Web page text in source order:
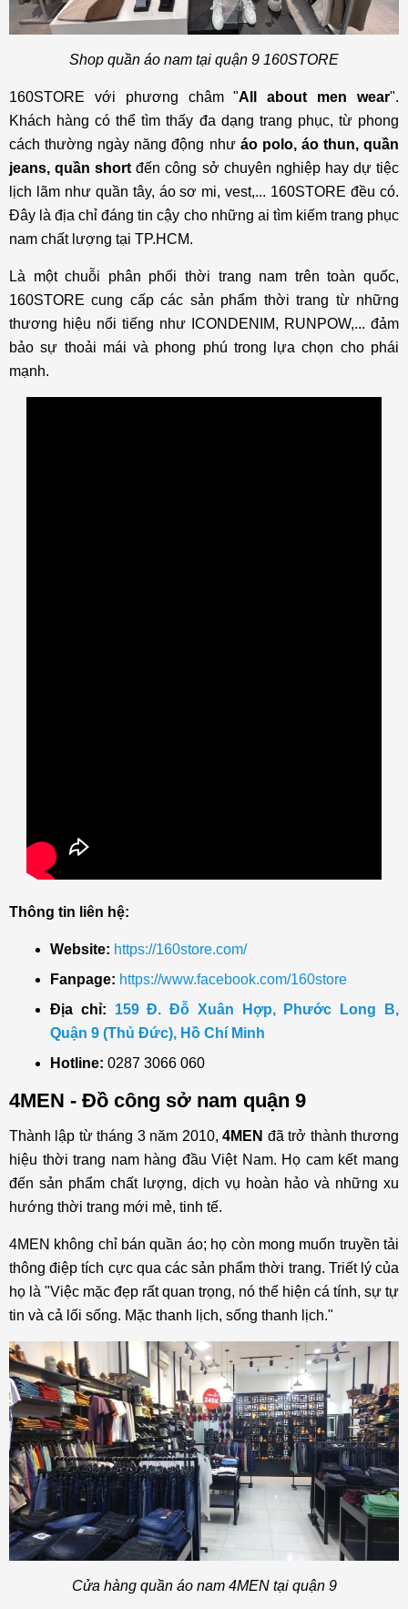
Shop quần áo nam tại quận 9 160STORE
160STORE với phương châm "All about men wear".
Khách hàng có thể tìm thấy đa dạng trang phục, từ phong
cách thường ngày năng động như áo polo, áo thun, quần
jeans, quần shortđến công sở chuyên nghiệp hay dự tiệc
lịch lãm như quần tây, áo sơ mi, vest,... 160STORE đều có.
Đây là địa chỉ đáng tin cậy cho những ai tìm kiếm trang phục
nam chất lượng tại TP.HCM.
Là một chuỗi phân phối thời trang nam trên toàn quốc,
160STORE cung cấp các sản phẩm thời trang từ những
thương hiệu nổi tiếng như ICONDENIM, RUNPOW,... đảm
bảo sự thoải mái và phong phú trong lựa chọn cho phái
mạnh.
Thông tin liên hệ:
Website: https://160store.com/
Fanpage: https://www.facebook.com/160store
Địa chỉ: 159 Đ. Đỗ Xuân Hợp, Phước Long B,
Quận 9 (Thủ Đức), Hồ Chí Minh
Hotline: 0287 3066 060
4MEN - Đồ công sở nam quận 9
Thành lập từ tháng 3 năm 2010,4MEN đã trở thành thương
hiệu thời trang nam hàng đầu Việt Nam. Họ cam kết mang
đến sản phẩm chất lượng, dịch vụ hoàn hảo và những xu
hướng thời trang mới mẻ, tinh tế.
4MEN không chỉ bán quần áo; họ còn mong muốn truyền tải
thông điệp tích cực qua các sản phẩm thời trang. Triết lý của
họ là "Việc mặc đẹp rất quan trọng, nó thể hiện cá tính, sự tự
tin và cả lối sống. Mặc thanh lịch, sống thanh lịch."
Cửa hàng quần áo nam 4MEN tại quận 9